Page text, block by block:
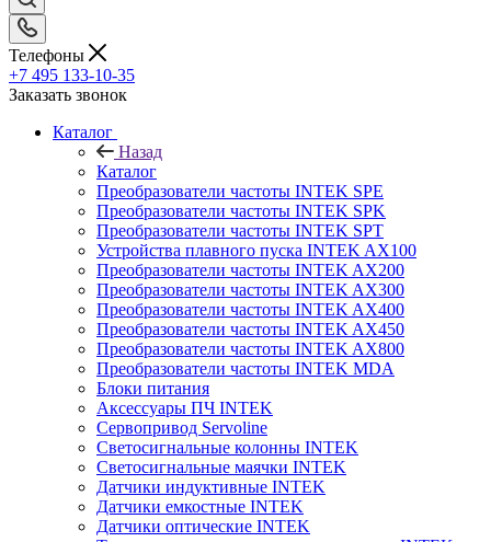
Телефоны
+7 495 133-10-35
Заказать звонок
Каталог
Назад
Каталог
Преобразователи частоты INTEK SPE
Преобразователи частоты INTEK SPK
Преобразователи частоты INTEK SPT
Устройства плавного пуска INTEK AX100
Преобразователи частоты INTEK AX200
Преобразователи частоты INTEK AX300
Преобразователи частоты INTEK AX400
Преобразователи частоты INTEK AX450
Преобразователи частоты INTEK AX800
Преобразователи частоты INTEK MDA
Блоки питания
Аксессуары ПЧ INTEK
Сервопривод Servoline
Светосигнальные колонны INTEK
Светосигнальные маячки INTEK
Датчики индуктивные INTEK
Датчики емкостные INTEK
Датчики оптические INTEK